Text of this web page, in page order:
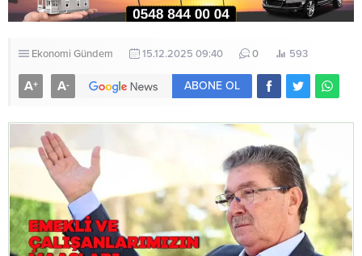
Ekonomi Gündem 15.12.2025 09:40 0 593
A+ A- ABONE OL